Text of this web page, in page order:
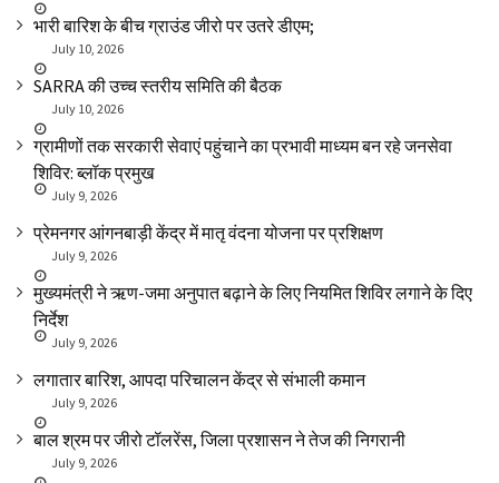
भारी बारिश के बीच ग्राउंड जीरो पर उतरे डीएम;
July 10, 2026
SARRA की उच्च स्तरीय समिति की बैठक
July 10, 2026
ग्रामीणों तक सरकारी सेवाएं पहुंचाने का प्रभावी माध्यम बन रहे जनसेवा
शिविर: ब्लॉक प्रमुख
July 9, 2026
प्रेमनगर आंगनबाड़ी केंद्र में मातृ वंदना योजना पर प्रशिक्षण
July 9, 2026
मुख्यमंत्री ने ऋण-जमा अनुपात बढ़ाने के लिए नियमित शिविर लगाने के दिए
निर्देश
July 9, 2026
लगातार बारिश, आपदा परिचालन केंद्र से संभाली कमान
July 9, 2026
बाल श्रम पर जीरो टॉलरेंस, जिला प्रशासन ने तेज की निगरानी
July 9, 2026